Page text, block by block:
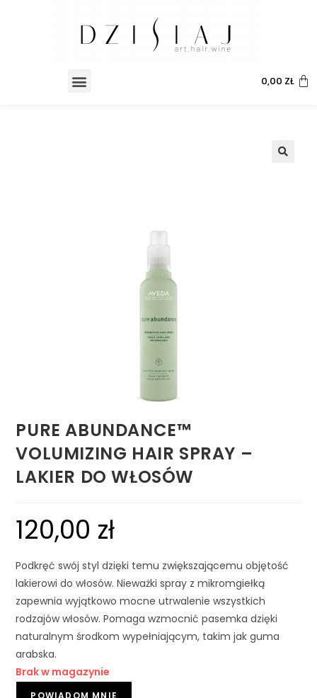
0,00 ZŁ
PURE ABUNDANCE™
VOLUMIZING HAIR SPRAY –
LAKIER DO WŁOSÓW
120,00 zł
Podkręć swój styl dzięki temu zwiększającemu objętość
lakierowi do włosów. Nieważki spray z mikromgiełką
zapewnia wyjątkowo mocne utrwalenie wszystkich
rodzajów włosów. Pomaga wzmocnić pasemka dzięki
naturalnym środkom wypełniającym, takim jak guma
arabska.
Brak w magazynie